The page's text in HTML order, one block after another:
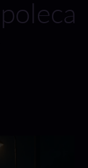
poleca